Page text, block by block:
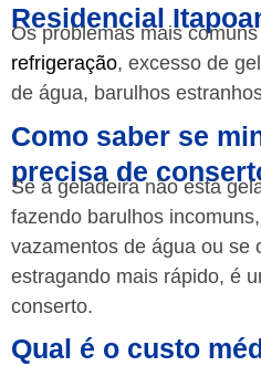
Residencial
Os problemas mais
refrigeração, excesso de
de água, barulhos
Como saber se
precisa de
Se a geladeira não está
fazendo barulhos
vazamentos de água ou se
estragando mais rápido, é
conserto.
Qual é o custo